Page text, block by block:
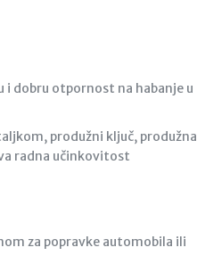
dobru otpornost na habanje u
produžni ključ, produžna
radna učinkovitost
za popravke automobila ili